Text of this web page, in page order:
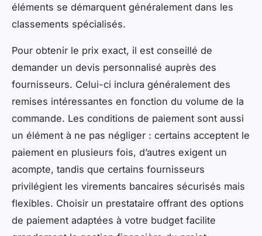
éléments se démarquent généralement dans les
classements spécialisés.
Pour obtenir le prix exact, il est conseillé de
demander un devis personnalisé auprès des
fournisseurs. Celui-ci inclura généralement des
remises intéressantes en fonction du volume de la
commande. Les conditions de paiement sont aussi
un élément à ne pas négliger : certains acceptent le
paiement en plusieurs fois, d’autres exigent un
acompte, tandis que certains fournisseurs
privilégient les virements bancaires sécurisés mais
flexibles. Choisir un prestataire offrant des options
de paiement adaptées à votre budget facilite